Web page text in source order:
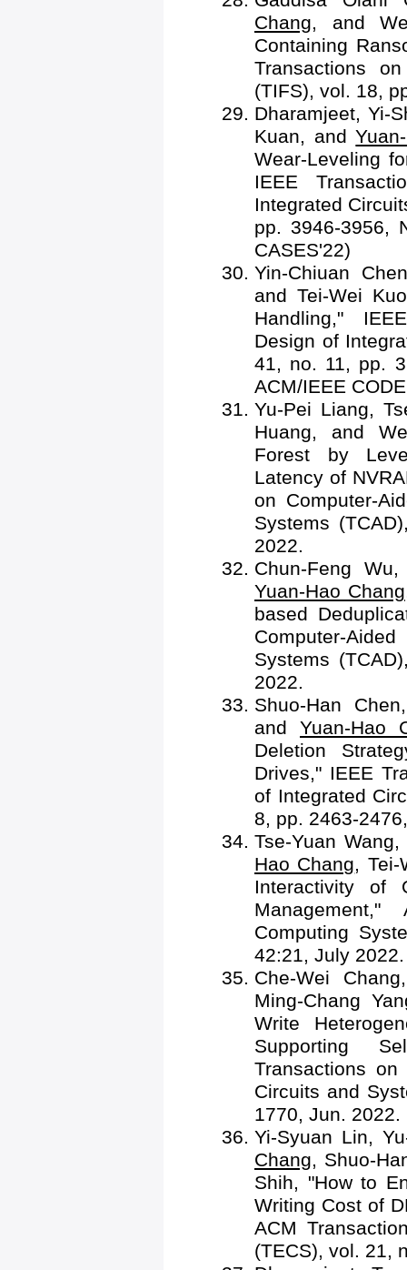
Chang, and
Containing
Transactions
(TIFS), vol. 18,
Dharamjeet, Yi-
Kuan, and
Wear-Leveling
IEEE
Integrated
pp. 3946-3956,
CASES'22)
Yin-Chiuan
and Tei-Wei
Handling,"
Design of
41, no. 11, pp.
ACM/IEEE
Yu-Pei Liang,
Huang, and
Forest by
Latency of
on Computer-
Systems
2022.
Chun-Feng
Yuan-Hao Chang
based
Computer-
Systems
2022.
Shuo-Han
and Yuan-Hao
Deletion
Drives," IEEE
of Integrated
8, pp. 2463-
Tse-Yuan
Hao Chang, Tei-
Interactivity of
Computing
42:21, July 2022.
Che-Wei
Ming-Chang
Write
Supporting
Transactions on
Circuits and
1770, Jun. 2022.
Yi-Syuan Lin,
Chang, Shuo-
Shih, "How to
Writing Cost of
ACM
(TECS), vol. 21,